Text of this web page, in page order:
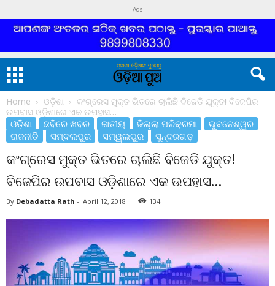
Ads
Home ଓଡ଼ିଶା
କଂଗ୍ରେସ ମୁକ୍ତ ଭିତରେ ଚାଲିଛି ବିଜେଡି ଯୁକ୍ତ! ବିଜେପିର
ଉପବାସ ଓଡ଼ିଶାରେ ଏକ ଉପହାସ…
ଓଡ଼ିଶା ଛବିରେ ଖବର ଜାତୀୟ ଜିଲ୍ଲା ପରିକ୍ରମା
ଭୁବନେଶ୍ୱର
ରାଜନୀତି
ସମ୍ବଲପୁର ସମ୍ୱଲପୁର ସୁନ୍ଦରଗଡ଼
କଂଗ୍ରେସ ମୁକ୍ତ ଭିତରେ ଚାଲିଛି ବିଜେଡି ଯୁକ୍ତ!
ବିଜେପିର ଉପବାସ ଓଡ଼ିଶାରେ ଏକ ଉପହାସ…
By Debadatta Rath - April 12, 2018 134